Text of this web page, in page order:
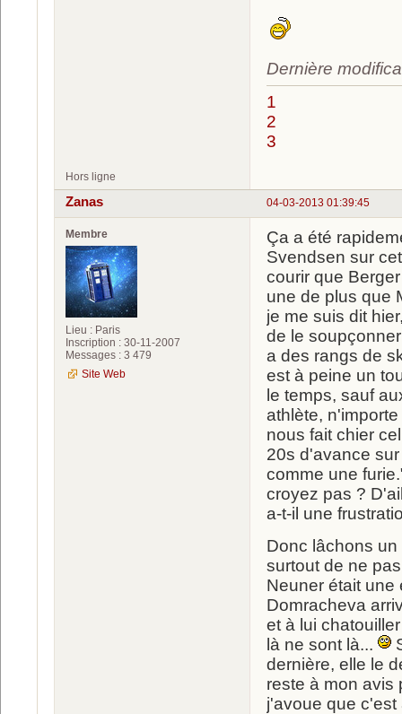
Dernière
1
2
3
Hors ligne
04-03-2013 01:39:45
Zanas
Membre
Lieu : Paris
Inscription : 30-11-2007
Messages : 3 479
Site Web
Ça a été
Svendsen sur
courir que
une de plus que
je me suis dit
de le
a des rangs de
est à peine un
le temps, sauf
athlète,
nous fait chier
20s d'avance
comme une
croyez pas ?
a-t-il une
Donc lâchons un
surtout de ne
Neuner était une
Domracheva
et à lui
là ne sont là...
dernière, elle le
reste à mon avis
j'avoue que c'est